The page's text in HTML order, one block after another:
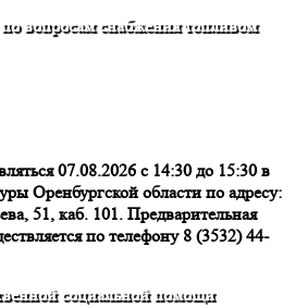
вопросам снабжения топливом
07.08.2026 с 14:30 до 15:30 в
Оренбургской области по адресу:
51, каб. 101. Предварительная
по телефону 8 (3532) 44-
социальной помощи